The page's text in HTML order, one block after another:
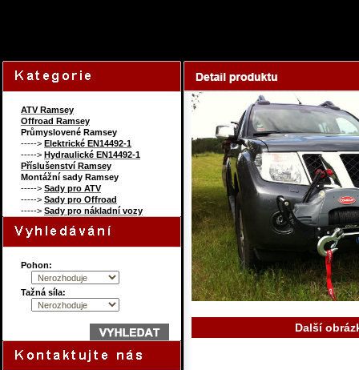
ATV Ramsey
Offroad Ramsey
Průmyslovené Ramsey
-----> Elektrické EN14492-1
-----> Hydraulické EN14492-1
Příslušenství Ramsey
Montážní sady Ramsey
-----> Sady pro ATV
-----> Sady pro Offroad
-----> Sady pro nákladní vozy
Pohon:
Tažná síla:
Další